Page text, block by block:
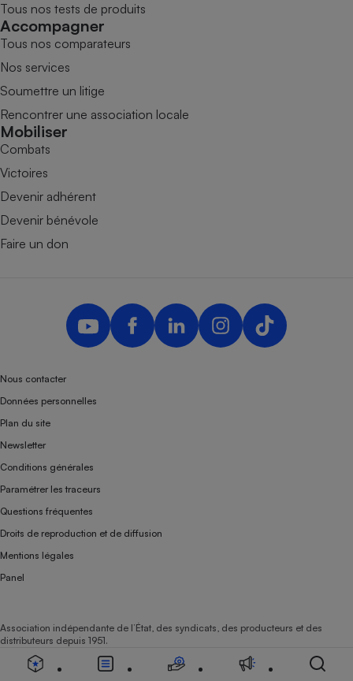
Tous nos tests de produits
Accompagner
Tous nos comparateurs
Nos services
Soumettre un litige
Rencontrer une association locale
Mobiliser
Combats
Victoires
Devenir adhérent
Devenir bénévole
Faire un don
Nous contacter
Données personnelles
Plan du site
Newsletter
Conditions générales
Paramétrer les traceurs
Questions fréquentes
Droits de reproduction et de diffusion
Mentions légales
Panel
Association indépendante de l’État, des syndicats, des producteurs et des
distributeurs depuis 1951.